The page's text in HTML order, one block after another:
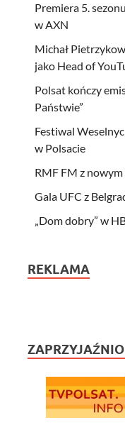
Premiera 5.
w AXN
Michał
jako Head of
Polsat kończy
Państwie”
Festiwal
w Polsacie
RMF FM z
Gala UFC z
„Dom dobry” w
REKLAMA